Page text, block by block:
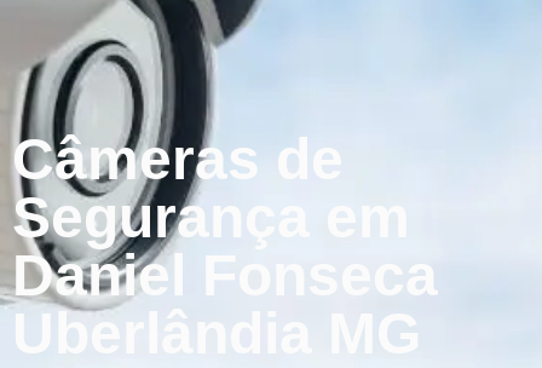
Câmeras de
Segurança em
Daniel Fonseca
Uberlândia MG